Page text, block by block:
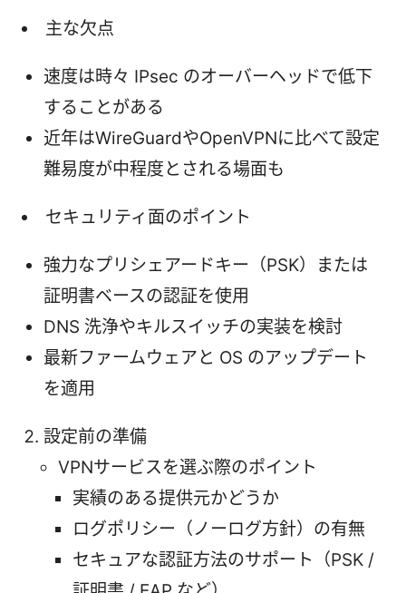
主な欠点
速度は時々 IPsec のオーバーヘッドで低下
することがある
近年はWireGuardやOpenVPNに比べて設定
難易度が中程度とされる場面も
セキュリティ面のポイント
強力なプリシェアードキー（PSK）または
証明書ベースの認証を使用
DNS 洗浄やキルスイッチの実装を検討
最新ファームウェアと OS のアップデート
を適用
設定前の準備
VPNサービスを選ぶ際のポイント
実績のある提供元かどうか
ログポリシー（ノーログ方針）の有無
セキュアな認証方法のサポート（PSK /